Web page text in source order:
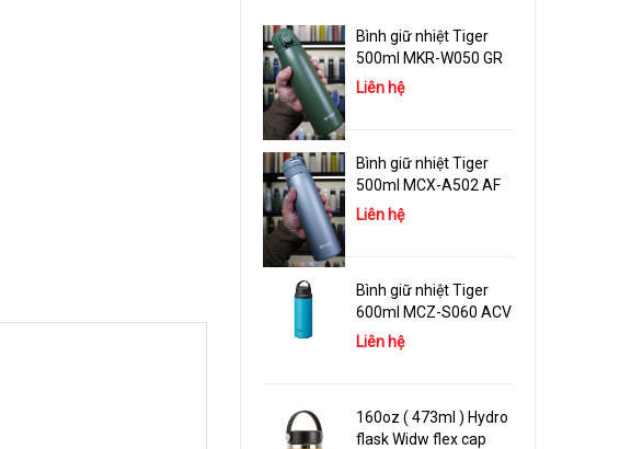
Bình giữ nhiệt Tiger
500ml MKR-W050 GR
Liên hệ
Bình giữ nhiệt Tiger
500ml MCX-A502 AF
Liên hệ
Bình giữ nhiệt Tiger
600ml MCZ-S060 ACV
Liên hệ
160oz ( 473ml ) Hydro
flask Widw flex cap